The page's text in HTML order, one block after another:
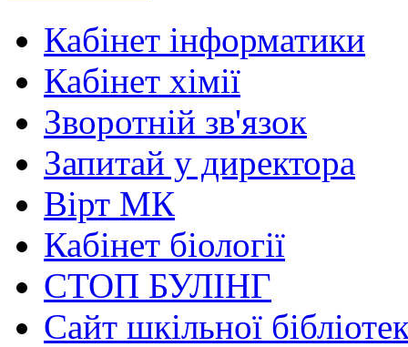
Кабінет інформатики
Кабінет хімії
Зворотній зв'язок
Запитай у директора
Вірт МК
Кабінет біології
СТОП БУЛІНГ
Сайт шкільної